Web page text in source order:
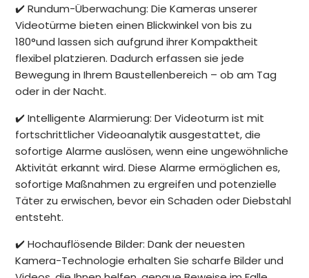
✔️ Rundum-Überwachung: Die Kameras unserer
Videotürme bieten einen Blickwinkel von bis zu
180°und lassen sich aufgrund ihrer Kompaktheit
flexibel platzieren. Dadurch erfassen sie jede
Bewegung in Ihrem Baustellenbereich – ob am Tag
oder in der Nacht.
✔️ Intelligente Alarmierung: Der Videoturm ist mit
fortschrittlicher Videoanalytik ausgestattet, die
sofortige Alarme auslösen, wenn eine ungewöhnliche
Aktivität erkannt wird. Diese Alarme ermöglichen es,
sofortige Maßnahmen zu ergreifen und potenzielle
Täter zu erwischen, bevor ein Schaden oder Diebstahl
entsteht.
✔️ Hochauflösende Bilder: Dank der neuesten
Kamera-Technologie erhalten Sie scharfe Bilder und